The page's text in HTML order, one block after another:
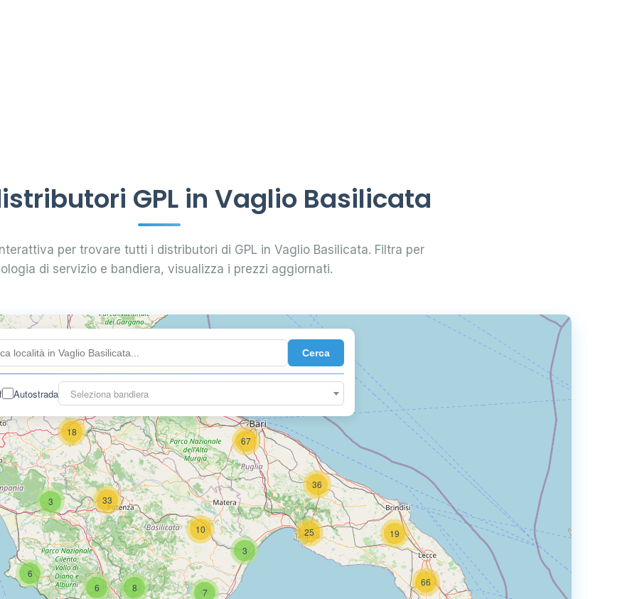
GPL in Vaglio Basilicata
per trovare tutti i distributori di GPL in Vaglio Basilicata. Filtra per
di servizio e bandiera, visualizza i prezzi aggiornati.
Cerca
Autostrada Seleziona bandiera
66
5
6
6
7
8
3
10
3 33
18
25 19
36
67